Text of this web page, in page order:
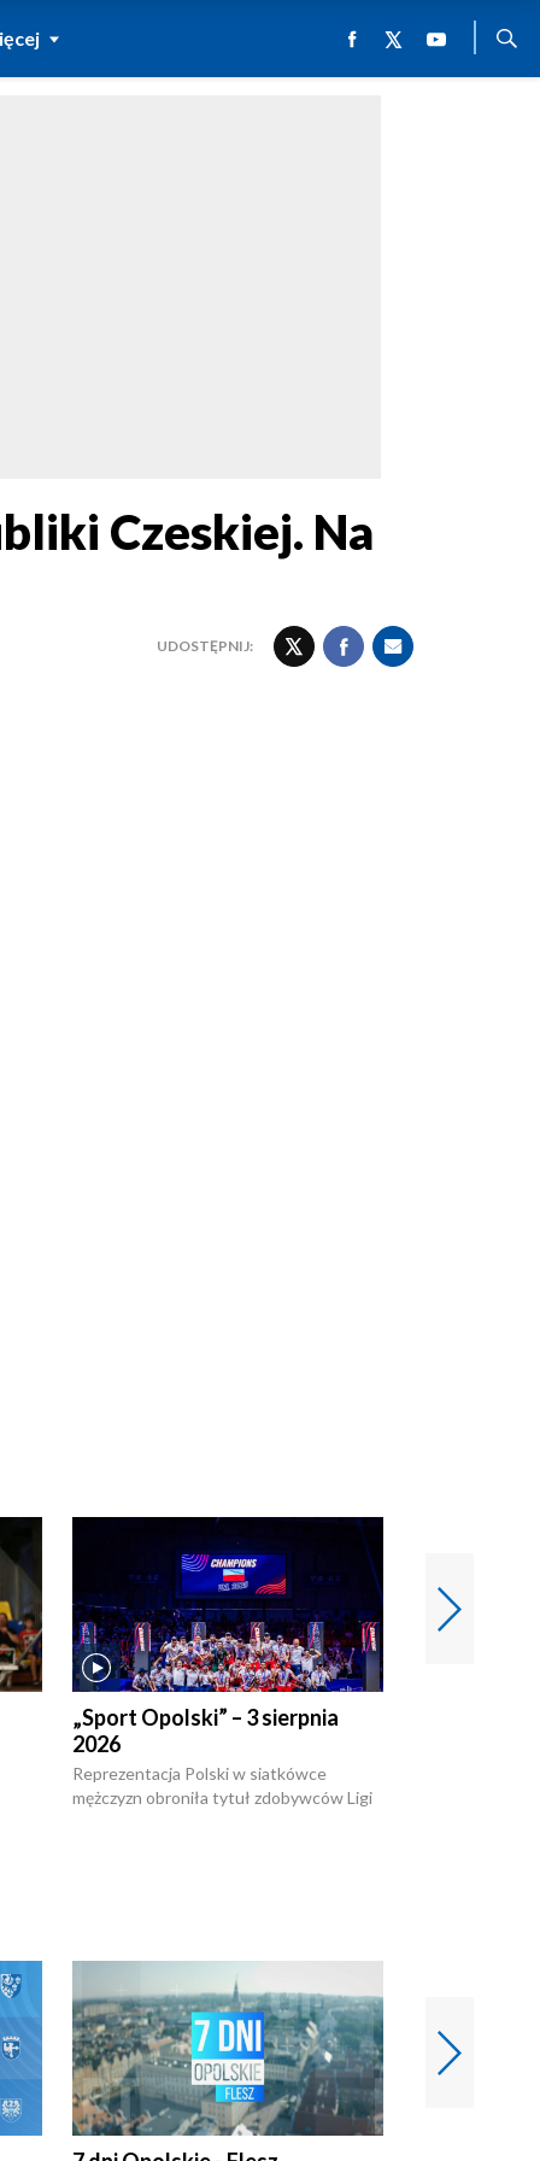
Czeskiej. Na
UDOSTĘPNIJ:
„Sport Opolski” – 3 sierpnia
2026
Reprezentacja Polski w siatkówce
mężczyzn obroniła tytuł zdobywców Ligi